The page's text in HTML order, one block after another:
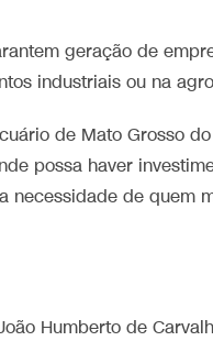
geração de
industriais ou na
de Mato Grosso
possa haver
de quem
Humberto de